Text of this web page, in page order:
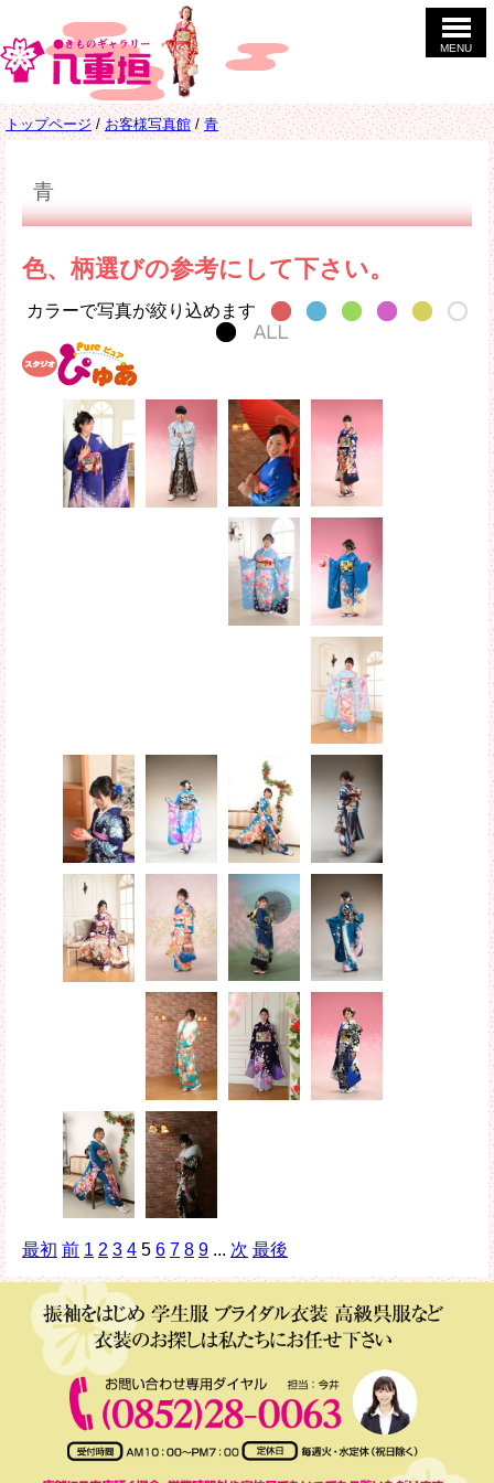
MENU
現
在
トップページ / お客様写真館 /青
青
色、柄選びの参考にして下さい。
カラーで写真が絞り込めます
最初 前 1 2 3 4 5 6 7 8 9 ... 次 最後